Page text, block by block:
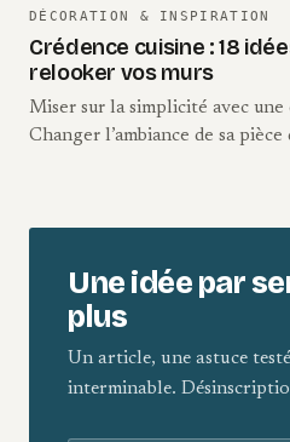
DÉCORATION & INSPIRATION
Crédence cuisine : 18
relooker vos murs
Miser sur la simplicité avec une
Changer l’ambiance de sa pièce
Une idée par
plus
Un article, une astuce
interminable.